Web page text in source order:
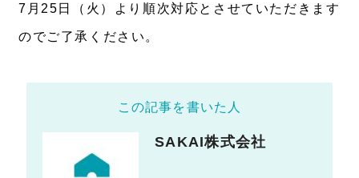
7月25日（火）より順次対応とさせていただきます
のでご了承ください。
この記事を書いた人
SAKAI株式会社